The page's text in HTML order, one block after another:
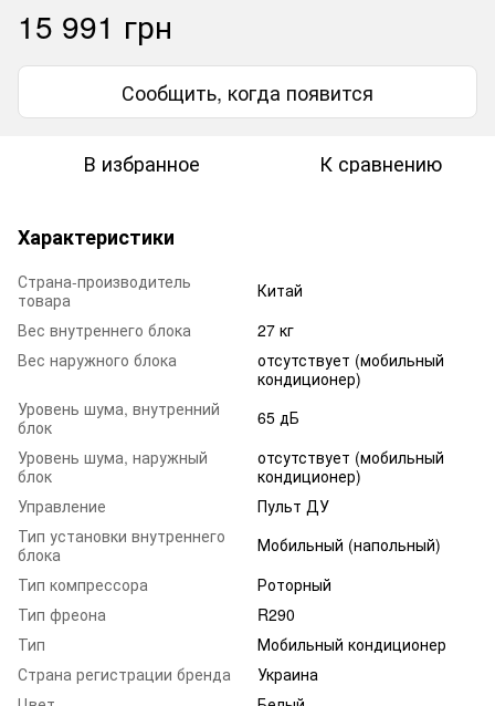
15 991 грн
Сообщить, когда появится
В избранное К сравнению
Характеристики
Страна-производитель
товара
Китай
Вес внутреннего блока
27 кг
Вес наружного блока
отсутствует (мобильный
кондиционер)
Уровень шума, внутренний
блок
65 дБ
Уровень шума, наружный
блок
отсутствует (мобильный
кондиционер)
Управление
Пульт ДУ
Тип установки внутреннего
блока
Мобильный (напольный)
Тип компрессора
Роторный
Тип фреона
R290
Тип
Мобильный кондиционер
Страна регистрации бренда
Украина